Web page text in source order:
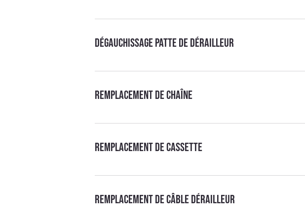
Dégauchissage patte de dérailleur
Remplacement de chaîne
Remplacement de cassette
Remplacement de câble dérailleur